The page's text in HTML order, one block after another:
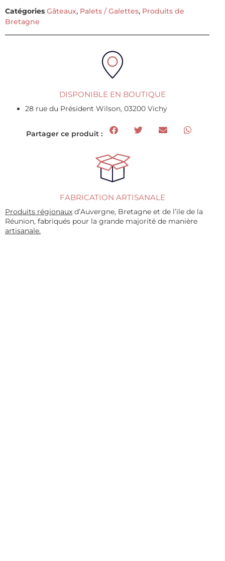
Catégories Gâteaux, Palets / Galettes, Produits de
Bretagne
DISPONIBLE EN BOUTIQUE
28 rue du Président Wilson, 03200 Vichy
Partager ce produit :
FABRICATION ARTISANALE
Produits régionaux d’Auvergne, Bretagne et de l’ïle de la
Réunion, fabriqués pour la grande majorité de manière
artisanale.